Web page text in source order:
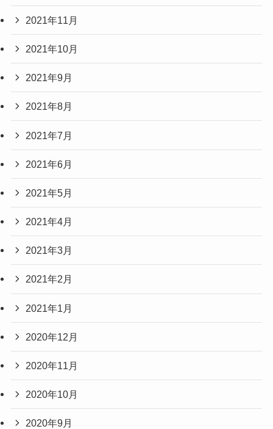
2021年11月
2021年10月
2021年9月
2021年8月
2021年7月
2021年6月
2021年5月
2021年4月
2021年3月
2021年2月
2021年1月
2020年12月
2020年11月
2020年10月
2020年9月